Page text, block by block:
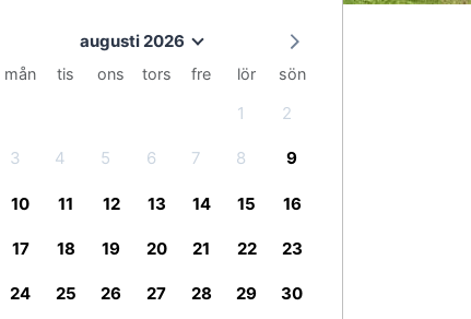
augusti 2026
mån tis ons tors fre lör sön
1 2
3 4 5 6 7 8 9
10 11 12 13 14 15 16
17 18 19 20 21 22 23
24 25 26 27 28 29 30